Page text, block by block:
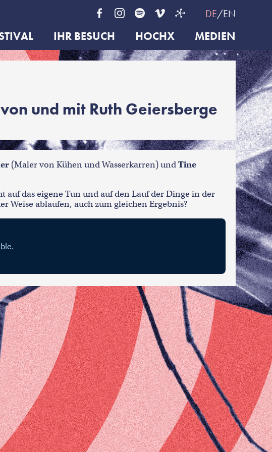
DE EN
IHR BESUCH HOCHX MEDIEN
und mit Ruth Geiersberge
(Maler von Kühen und Wasserkarren) undTine
das eigene Tun und auf den Lauf der Dinge in der
Weise ablaufen, auch zum gleichen Ergebnis?